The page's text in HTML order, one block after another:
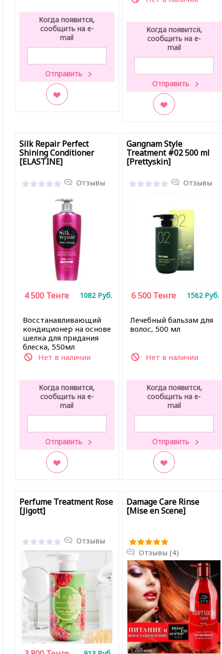
Когда появится,
сообщить на e-
mail
Когда появится,
сообщить на e-
mail
Silk Repair Perfect
Shining Conditioner
[ELASTINE]
Отзывы
Восстанавливающий
кондиционер на основе
шелка для придания
блеска, 550мл
Нет в наличии
4 500 Тенге 1082 Руб.
Когда появится,
сообщить на e-
mail
Gangnam Style
Treatment #02 500 ml
[Prettyskin]
Отзывы
Лечебный бальзам для
волос, 500 мл
Нет в наличии
6 500 Тенге 1562 Руб.
Когда появится,
сообщить на e-
mail
Perfume Treatment Rose
[Jigott]
Отзывы
Damage Care Rinse
[Mise en Scene]
Отзывы (4)